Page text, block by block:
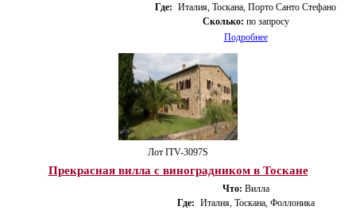
Где: Италия, Тоскана, Порто Санто Стефано
Сколько: по запросу
Подробнее
Лот ITV-3097S
Прекрасная вилла с виноградником в Тоскане
Что: Вилла
Где: Италия, Тоскана, Фоллоника